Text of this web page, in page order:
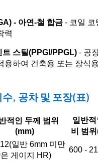
- 아연-철 합금 - 코일 코
력
트 스틸(PPGI/PPGL) - 공
용하여 건축용 또는 장식
, 공차 및 포장(표)
적인 두께 범위
(mm)
일반적
비 범
일반 6mm 미만
게이지 HR)
600 -